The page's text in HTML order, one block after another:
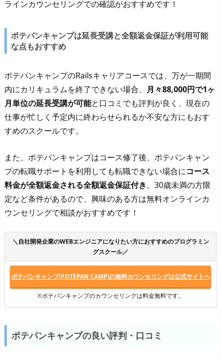
ラインカウンセリングでの確認がおすすめです！
ポテパンキャンプは延長受講と全額返金保証が利用可能
な点もおすすめ
ポテパンキャンプのRailsキャリアコースでは、万が一期間
内にカリキュラムを終了できない場合、 月々88,000円で1ヶ
月単位の延長受講が可能と口コミでも評判が良く、現在の
仕事が忙しく予定内に終わらせられるか不安な方にもおす
すめのスクールです。
また、ポテパンキャンプはコース修了後、ポテパンキャン
プの転職サポートを利用しても転職できない場合にコース
料金が全額返金される全額返金保証付き。30歳未満の方限
定など条件があるので、興味のある方は無料オンラインカ
ウンセリングで相談がおすすめです！
＼自社開発企業のWEBエンジニアになりたい方におすすめのプログラミン
グスクール／
ポテパンキャンプ(POTEPAN CAMP)の無料カウンセリングは公式サイトへ
※ポテパンキャンプのカウンセリングは料金無料です。
ポテパンキャンプの良い評判・口コミ